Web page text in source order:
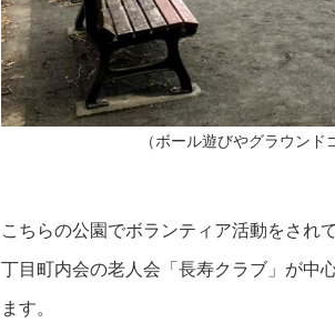
（ボール遊びやグラウン
こちらの公園でボランティア活動をされ
丁目町内会の老人会「長寿クラブ」が中
ます。